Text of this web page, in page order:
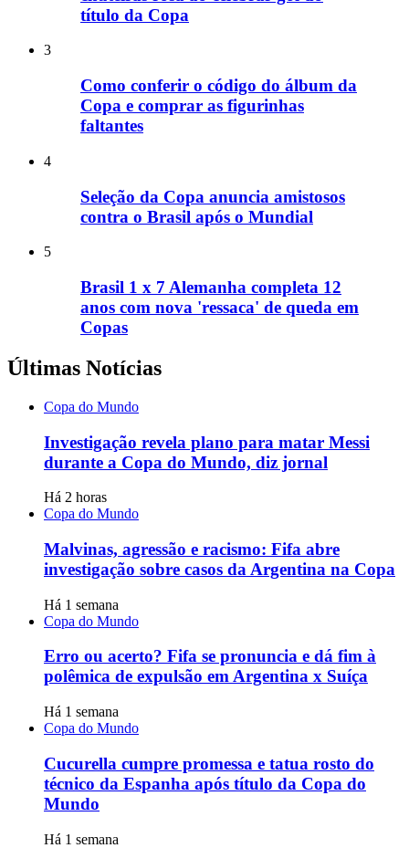
título da Copa
3
Como conferir o código do álbum da
Copa e comprar as figurinhas
faltantes
4
Seleção da Copa anuncia amistosos
contra o Brasil após o Mundial
5
Brasil 1 x 7 Alemanha completa 12
anos com nova 'ressaca' de queda em
Copas
Últimas Notícias
Copa do Mundo
Investigação revela plano para matar Messi
durante a Copa do Mundo, diz jornal
Há 2 horas
Copa do Mundo
Malvinas, agressão e racismo: Fifa abre
investigação sobre casos da Argentina na Copa
Há 1 semana
Copa do Mundo
Erro ou acerto? Fifa se pronuncia e dá fim à
polêmica de expulsão em Argentina x Suíça
Há 1 semana
Copa do Mundo
Cucurella cumpre promessa e tatua rosto do
técnico da Espanha após título da Copa do
Mundo
Há 1 semana